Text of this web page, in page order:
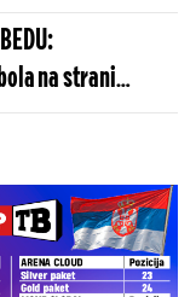
u Budvi
na strani
Partizanu